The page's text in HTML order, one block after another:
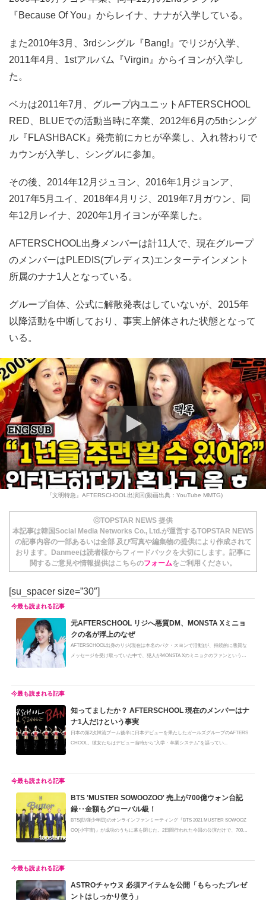
『Because Of You』からレイナ、ナナが入学している。
また2010年3月、3rdシングル『Bang!』でリジが入学、
2011年4月、1stアルバム『Virgin』からイヨンが入学し
た。
ベカは2011年7月、グループ内ユニットAFTERSCHOOL
RED、BLUEでの活動当時に卒業、2012年6月の5thシング
ル『FLASHBACK』発売前にカヒが卒業し、入れ替わりで
カウンが入学し、シングルに参加。
その後、2014年12月ジュヨン、2016年1月ジョンア、
2017年5月ユイ、2018年4月リジ、2019年7月ガウン、同
年12月レイナ、2020年1月イヨンが卒業した。
AFTERSCHOOL出身メンバーは計11人で、現在グループ
のメンバーはPLEDIS(プレディス)エンターテインメント
所属のナナ1人となっている。
グループ自体、公式に解散発表はしていないが、2015年
以降活動を中断しており、事実上解体された状態となって
いる。
『文明特急』AFTERSCHOOL出演回(動画出典：YouTube MMTG)
ⓒTOPSTAR NEWS 提供
本記事は韓国Social Media Networks Co., Ltd.が運営するTOPSTAR NEWS
の記事内容の一部あるいは全部 及び写真や編集物の提供により作成されて
おります。Danmeeは読者様からフィードバックを大切にします。記事に
関するご意見や情報提供はこちらのフォームをご利用ください。
[su_spacer size=”30″]
元AFTERSCHOOL リジへ悪質DM、MONSTA Xミニョ
クの名が浮上のなぜ
AFTERSCHOOL出身のリジ(現在は本名のパク・スヨンで活動)が、持続的に悪質な
メッセージを受け取っていた中で、犯人がMONSTA Xのミニョクのファンという、
知ってましたか？ AFTERSCHOOL 現在のメンバーはナ
ナ1人だけという事実
日本の第2次韓流ブーム後半に日本デビューを果たしたガールズグループのAFTERS
CHOOL。彼女たちはデビュー当時から"入学・卒業システム"を謳ってい...
BTS 'MUSTER SOWOOZOO' 売上が700億ウォン台記
録‥金額もグローバル級！
BTS(防弾少年団)のオンラインファンミーティング『BTS 2021 MUSTER SOWOOZ
OO(小宇宙)』が成功のうちに幕を閉じた。2日間行われた今回の公演だけで、700億
ASTROチャウヌ 必須アイテムを公開「もらったプレゼ
ントはしっかり使う」